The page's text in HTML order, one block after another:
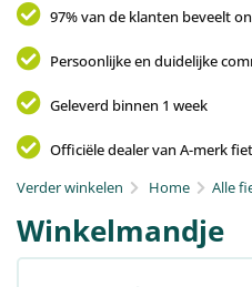
97% van de klanten beveelt
Persoonlijke en duidelijke
Geleverd binnen 1 week
Officiële dealer van A-merk
Verder winkelen
Home Alle
Winkelmandje